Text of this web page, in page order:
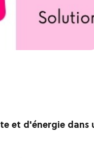
et d'énergie dans